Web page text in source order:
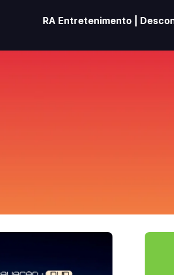
RA Entretenimento |